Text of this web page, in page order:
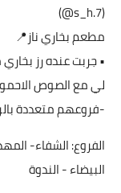
(7.s_h@)
مطعم بخاري ناز📍
‏• جربت عنده رز
لي مع الصوص
‏-فروعهم متعددة
‏الفروع: الشفاء-
البيضاء - الندوة